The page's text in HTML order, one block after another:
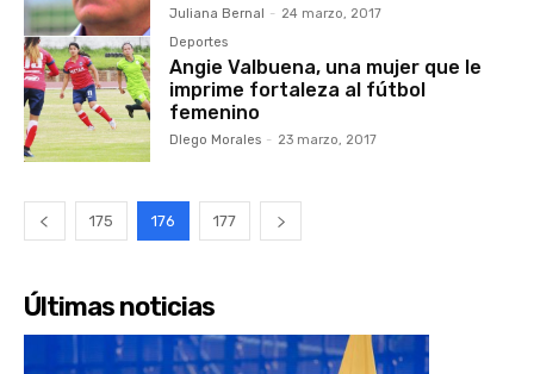
Juliana Bernal - 24 marzo, 2017
Deportes
Angie Valbuena, una mujer que le
imprime fortaleza al fútbol
femenino
DIego Morales - 23 marzo, 2017
175 176 177
Últimas noticias